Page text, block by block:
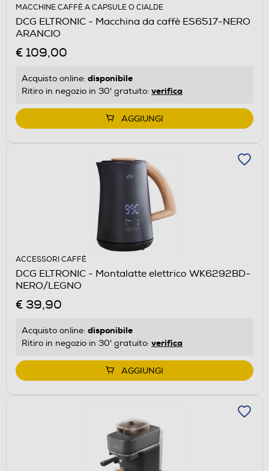
MACCHINE CAFFÈ A CAPSULE O CIALDE
DCG ELTRONIC - Macchina da caffè ES6517-NERO
ARANCIO
€ 109,00
Acquisto online: disponibile
Ritiro in negozio in 30' gratuito: verifica
AGGIUNGI
ACCESSORI CAFFÈ
DCG ELTRONIC - Montalatte elettrico WK6292BD-
NERO/LEGNO
€ 39,90
Acquisto online: disponibile
Ritiro in negozio in 30' gratuito: verifica
AGGIUNGI